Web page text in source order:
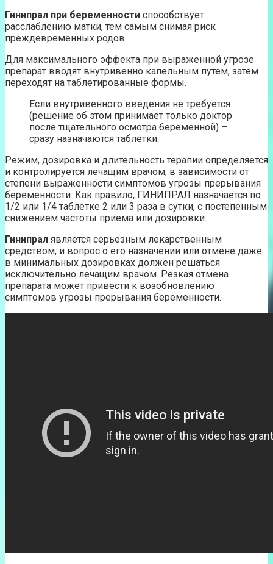
Гинипрал при беременности способствует
расслаблению матки, тем самым снимая риск
преждевременных родов.
Для максимального эффекта при выраженной угрозе
препарат вводят внутривенно капельным путем, затем
переходят на таблетированные формы.
Если внутривенного введения не требуется
(решение об этом принимает только доктор
после тщательного осмотра беременной) –
сразу назначаются таблетки.
Режим, дозировка и длительность терапии определяется
и контролируется лечащим врачом, в зависимости от
степени выраженности симптомов угрозы прерывания
беременности. Как правило, ГИНИПРАЛ назначается по
1/2 или 1/4 таблетке 2 или 3 раза в сутки, с постепенным
снижением частоты приема или дозировки.
Гинипрал является серьезным лекарственным
средством, и вопрос о его назначении или отмене даже
в минимальных дозировках должен решаться
исключительно лечащим врачом. Резкая отмена
препарата может привести к возобновлению
симптомов угрозы прерывания беременности.